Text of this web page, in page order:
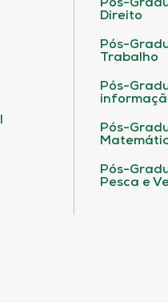
Pós-
Direito
Pós-
Trabalho
Pós-
Pós-
Pós-
Pesca e